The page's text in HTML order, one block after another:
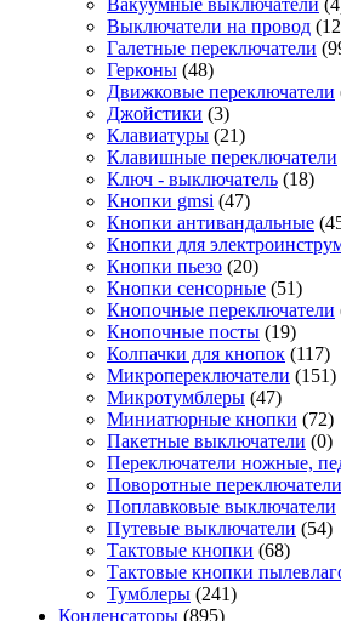
Выключатели на провод
Галетные переключатели
Герконы (48)
Движковые переключатели
Джойстики (3)
Клавиатуры (21)
Клавишные переключатели
Ключ - выключатель (18)
Кнопки gmsi (47)
Кнопки антивандальные
Кнопки для
Кнопки пьезо (20)
Кнопки сенсорные (51)
Кнопочные переключатели
Кнопочные посты (19)
Колпачки для кнопок (117)
Микропереключатели (151)
Микротумблеры (47)
Миниатюрные кнопки (72)
Пакетные выключатели (0)
Переключатели ножные,
Поворотные переключатели
Поплавковые выключатели
Путевые выключатели (54)
Тактовые кнопки (68)
Тактовые кнопки
Тумблеры (241)
Конденсаторы (895)